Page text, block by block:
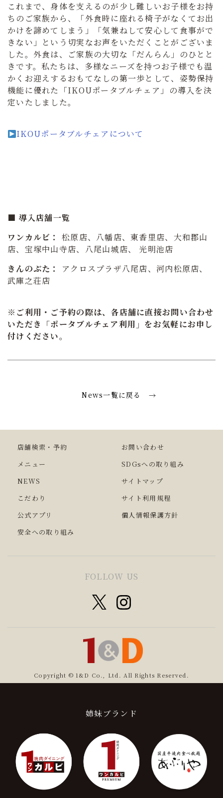
これまで、身体を支えるのが少し難しいお子様をお持
ちのご家族から、「外食時に座れる椅子がなくてお出
かけを諦めてしまう」「気兼ねして安心して食事がで
きない」という切実なお声をいただくことがございま
した。外食は、ご家族の大切な「だんらん」のひとと
きです。私たちは、多様なニーズを持つお子様でも温
かくお迎えするおもてなしの第一歩として、姿勢保持
機能に優れた「IKOUポータブルチェア」の導入を決
定いたしました。
IKOUポータブルチェアについて
■ 導入店舗一覧
ワンカルビ：
松原店、八幡店、東香里店、大和郡山
店、宝塚中山寺店、八尾山城店、
光明池店
きんのぶた：
アクロスプラザ八尾店、河内松原店、
武庫之荘店
※ご利用・ご予約の際は、各店舗に直接お問い合わせ
いただき「ポータブルチェア利用」をお気軽にお申し
付けください。
News一覧に戻る
店舗検索・予約
メニュー
NEWS
こだわり
公式アプリ
安全への取り組み
お問い合わせ
SDGsへの取り組み
サイトマップ
サイト利用規程
個人情報保護方針
FOLLOW US
Copyright © 1&D Co., Ltd. All Rights Reserved.
姉妹ブランド